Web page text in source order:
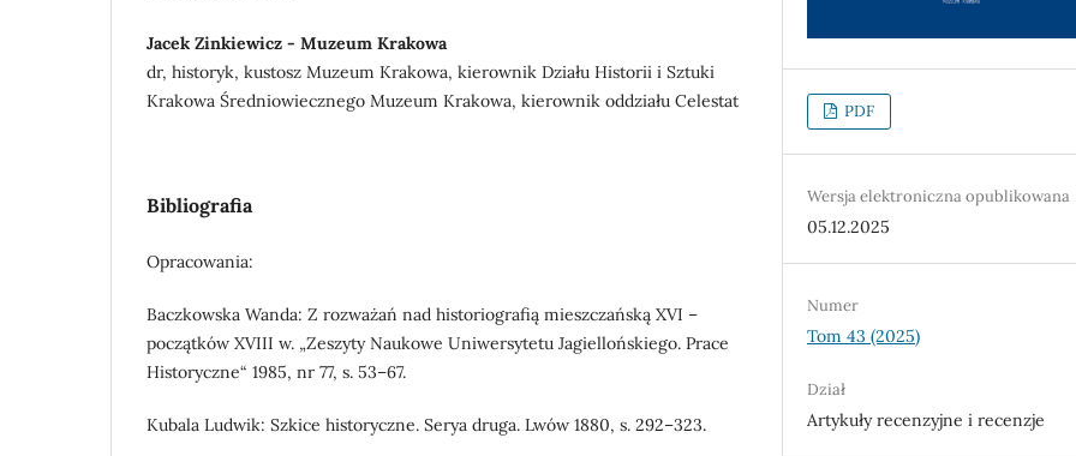
Jacek Zinkiewicz - Muzeum Krakowa
dr, historyk, kustosz Muzeum Krakowa, kierownik Działu Historii i Sztuki
Krakowa Średniowiecznego Muzeum Krakowa, kierownik oddziału Celestat
Bibliografia
Opracowania:
Baczkowska Wanda: Z rozważań nad historiografią mieszczańską XVI –
początków XVIII w. „Zeszyty Naukowe Uniwersytetu Jagiellońskiego. Prace
Historyczne“ 1985, nr 77, s. 53–67.
Kubala Ludwik: Szkice historyczne. Serya druga. Lwów 1880, s. 292–323.
PDF
Wersja elektroniczna opublikowana
05.12.2025
Numer
Tom 43 (2025)
Dział
Artykuły recenzyjne i recenzje